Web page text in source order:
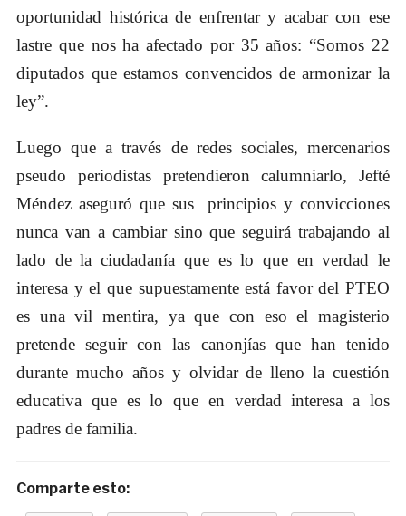
oportunidad histórica de enfrentar y acabar con ese
lastre que nos ha afectado por 35 años: “Somos 22
diputados que estamos convencidos de armonizar la
ley”.
Luego que a través de redes sociales, mercenarios
pseudo periodistas pretendieron calumniarlo, Jefté
Méndez aseguró que sus principios y convicciones
nunca van a cambiar sino que seguirá trabajando al
lado de la ciudadanía que es lo que en verdad le
interesa y el que supuestamente está favor del PTEO
es una vil mentira, ya que con eso el magisterio
pretende seguir con las canonjías que han tenido
durante mucho años y olvidar de lleno la cuestión
educativa que es lo que en verdad interesa a los
padres de familia.
Comparte esto: